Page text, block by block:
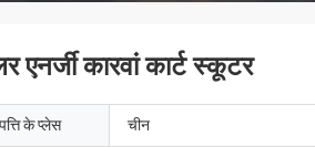
कारवां कार्ट स्कूटर
के प्लेस चीन